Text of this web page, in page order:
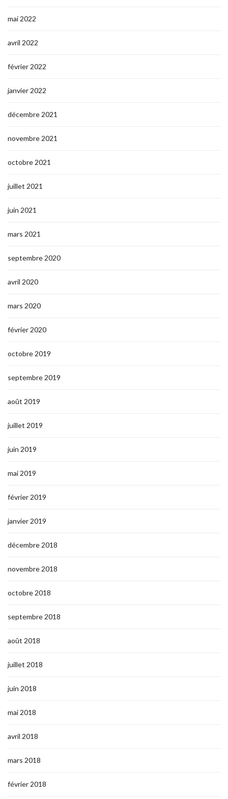
mai 2022
avril 2022
février 2022
janvier 2022
décembre 2021
novembre 2021
octobre 2021
juillet 2021
juin 2021
mars 2021
septembre 2020
avril 2020
mars 2020
février 2020
octobre 2019
septembre 2019
août 2019
juillet 2019
juin 2019
mai 2019
février 2019
janvier 2019
décembre 2018
novembre 2018
octobre 2018
septembre 2018
août 2018
juillet 2018
juin 2018
mai 2018
avril 2018
mars 2018
février 2018